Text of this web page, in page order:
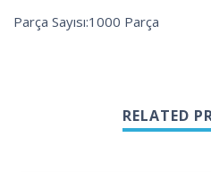
Parça Sayısı:1000 Parça
RELATED